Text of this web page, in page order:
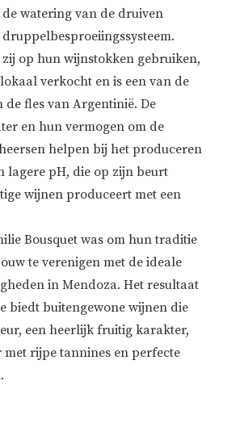
watering van de druiven
op hun wijnstokken gebruiken,
verkocht en is een van de
fles van Argentinië. De
en hun vermogen om de
helpen bij het produceren
lagere pH, die op zijn beurt
wijnen produceert met een
Bousquet was om hun traditie
te verenigen met de ideale
in Mendoza. Het resultaat
biedt buitengewone wijnen die
een heerlijk fruitig karakter,
met rijpe tannines en perfecte